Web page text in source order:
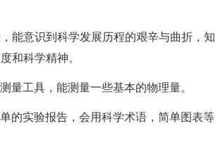
能意识到科学发展历程的艰辛与曲折，知
和科学精神。
量工具，能测量一些基本的物理量。
的实验报告，会用科学术语，简单图表等